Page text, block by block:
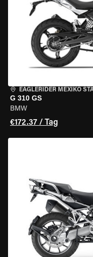
EAGLERIDER MEXIKO
G 310 GS
BMW
€172.37 / Tag